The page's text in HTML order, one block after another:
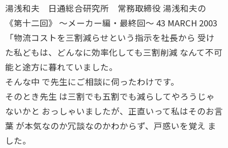
湯浅和夫 日通総合研究所 常務取締役 湯浅和夫の
《第十二回》 〜メーカー編・最終回〜 43 MARCH 2003
「物流コストを三割減らせという指示を社長から 受け
た私どもは、どんなに効率化しても三割削減 なんて不可
能と途方に暮れていました。
そんな中 で先生にご相談に伺ったわけです。
そのとき先生 は三割でも五割でも減らしてやろうじゃ
ないかと おっしゃいましたが、正直いって私はそのお言
葉 が本気なのか冗談なのかわからず、戸惑いを覚え ま
した。